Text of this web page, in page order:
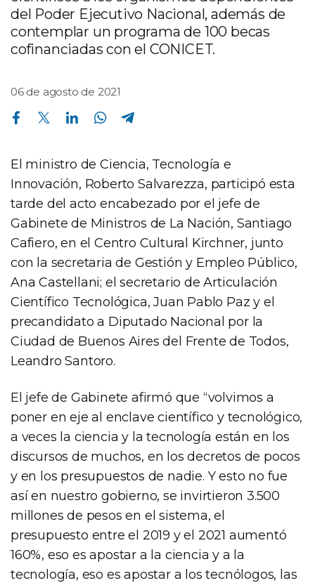
del Poder Ejecutivo Nacional, además de
contemplar un programa de 100 becas
cofinanciadas con el CONICET.
06 de agosto de 2021
Compartir en Facebook Compartir en Twitter Compartir en Linkedin Compartir en Whatsapp
El ministro de Ciencia, Tecnología e
Innovación, Roberto Salvarezza, participó esta
tarde del acto encabezado por el jefe de
Gabinete de Ministros de La Nación, Santiago
Cafiero, en el Centro Cultural Kirchner, junto
con la secretaria de Gestión y Empleo Público,
Ana Castellani; el secretario de Articulación
Científico Tecnológica, Juan Pablo Paz y el
precandidato a Diputado Nacional por la
Ciudad de Buenos Aires del Frente de Todos,
Leandro Santoro.
El jefe de Gabinete afirmó que “volvimos a
poner en eje al enclave científico y tecnológico,
a veces la ciencia y la tecnología están en los
discursos de muchos, en los decretos de pocos
y en los presupuestos de nadie. Y esto no fue
así en nuestro gobierno, se invirtieron 3.500
millones de pesos en el sistema, el
presupuesto entre el 2019 y el 2021 aumentó
160%, eso es apostar a la ciencia y a la
tecnología, eso es apostar a los tecnólogos, las